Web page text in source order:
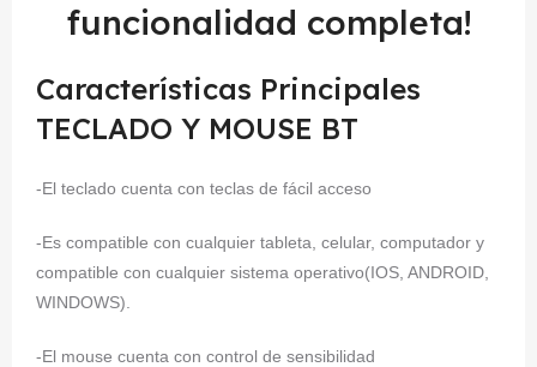
funcionalidad completa!
Características Principales
TECLADO Y MOUSE BT
-El teclado cuenta con teclas de fácil acceso
-Es compatible con cualquier tableta, celular, computador y
compatible con cualquier sistema operativo(IOS, ANDROID,
WINDOWS).
-El mouse cuenta con control de sensibilidad